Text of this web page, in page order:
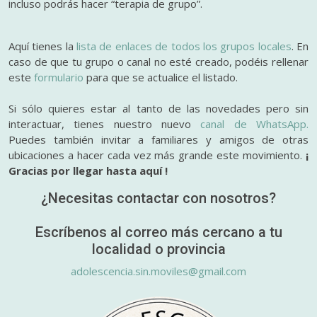
incluso podrás hacer “terapia de grupo”.
Aquí tienes lalista de enlaces de todos los grupos locales. En
caso de que tu grupo o canal no esté creado, podéis rellenar
este formulario para que se actualice el listado.
Si sólo quieres estar al tanto de las novedades pero sin
interactuar, tienes nuestro nuevo canal de WhatsApp.
Puedes también invitar a familiares y amigos de otras
ubicaciones a hacer cada vez más grande este movimiento. ¡
Gracias por llegar hasta aquí !
¿Necesitas contactar con nosotros?
Escríbenos al correo más cercano a tu
localidad o provincia
adolescencia.sin.moviles@gmail.com